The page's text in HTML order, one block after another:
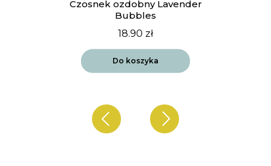
Czosnek ozdobny Lavender
Bubbles
18.90 zł
Do koszyka